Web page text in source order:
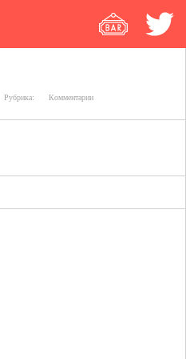
Рубрика: Комментарии